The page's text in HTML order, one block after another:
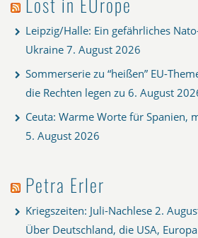
Leipzig/Halle: Ein gefährliches
Ukraine 7. August 2026
Sommerserie zu “heißen” EU-
die Rechten legen zu 6. August
Ceuta: Warme Worte für Spanien,
5. August 2026
Petra Erler
Kriegszeiten: Juli-Nachlese 2.
Über Deutschland, die USA,